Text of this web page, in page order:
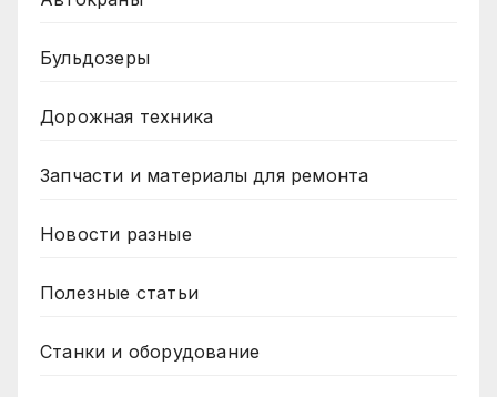
Бульдозеры
Дорожная техника
Запчасти и материалы для ремонта
Новости разные
Полезные статьи
Станки и оборудование